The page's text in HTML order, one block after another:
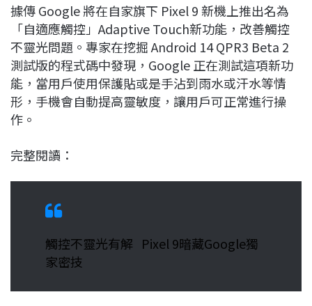
據傳 Google 將在自家旗下 Pixel 9 新機上推出名為
「自適應觸控」Adaptive Touch新功能，改善觸控
不靈光問題。專家在挖掘 Android 14 QPR3 Beta 2
測試版的程式碼中發現，Google 正在測試這項新功
能，當用戶使用保護貼或是手沾到雨水或汗水等情
形，手機會自動提高靈敏度，讓用戶可正常進行操
作。
完整閱讀：
觸控不靈光有解 Pixel 9暗藏Google獨
家密技